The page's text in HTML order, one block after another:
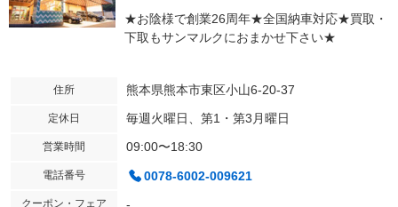
★お陰様で創業26周年★全国納車対応★買取・
下取もサンマルクにおまかせ下さい★
住所 熊本県熊本市東区小山6-20-37
定休日 毎週火曜日、第1・第3月曜日
営業時間 09:00〜18:30
電話番号 0078-6002-009621
クーポン・フェア